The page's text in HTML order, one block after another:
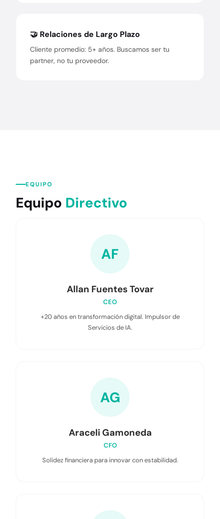
🤝 Relaciones de Largo Plazo
Cliente promedio: 5+ años. Buscamos ser tu
partner, no tu proveedor.
EQUIPO
Equipo Directivo
AF
Allan Fuentes Tovar
CEO
+20 años en transformación digital. Impulsor de
Servicios de IA.
AG
Araceli Gamoneda
CFO
Solidez financiera para innovar con estabilidad.